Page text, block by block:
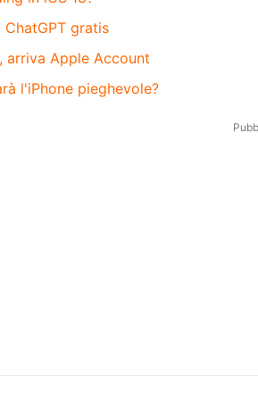
gratis
arriva Apple Account
l'iPhone pieghevole?